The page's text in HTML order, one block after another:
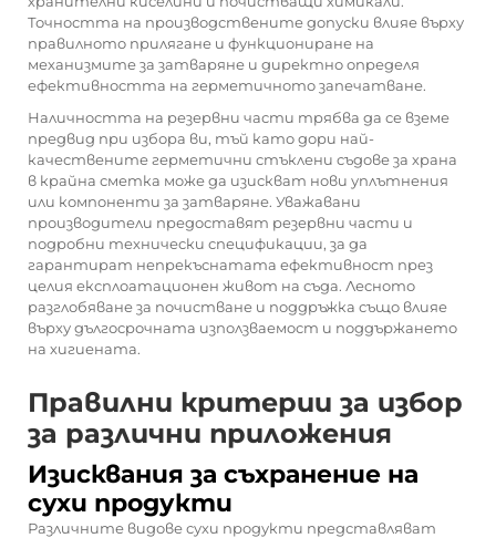
Точността на производствените допуски влияе върху
правилното прилягане и функциониране на
механизмите за затваряне и директно определя
ефективността на герметичното запечатване.
Наличността на резервни части трябва да се вземе
предвид при избора ви, тъй като дори най-
качествените герметични стъклени съдове за храна
в крайна сметка може да изискват нови уплътнения
или компоненти за затваряне. Уважавани
производители предоставят резервни части и
подробни технически спецификации, за да
гарантират непрекъснатата ефективност през
целия експлоатационен живот на съда. Лесното
разглобяване за почистване и поддръжка също влияе
върху дългосрочната използваемост и поддържането
на хигиената.
Правилни критерии за избор
за различни приложения
Изисквания за съхранение на
сухи продукти
Различните видове сухи продукти представляват